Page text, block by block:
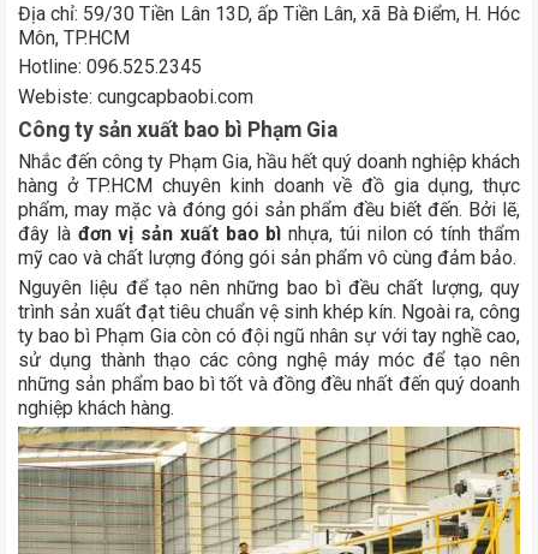
Địa chỉ: 59/30 Tiền Lân 13D, ấp Tiền Lân, xã Bà Điểm, H. Hóc
Môn, TP.HCM
Hotline: 096.525.2345
Webiste: cungcapbaobi.com
Công ty sản xuất bao bì Phạm Gia
Nhắc đến công ty Phạm Gia, hầu hết quý doanh nghiệp khách
hàng ở TP.HCM chuyên kinh doanh về đồ gia dụng, thực
phẩm, may mặc và đóng gói sản phẩm đều biết đến. Bởi lẽ,
đây là đơn vị sản xuất bao bìnhựa, túi nilon có tính thẩm
mỹ cao và chất lượng đóng gói sản phẩm vô cùng đảm bảo.
Nguyên liệu để tạo nên những bao bì đều chất lượng, quy
trình sản xuất đạt tiêu chuẩn vệ sinh khép kín. Ngoài ra, công
ty bao bì Phạm Gia còn có đội ngũ nhân sự với tay nghề cao,
sử dụng thành thạo các công nghệ máy móc để tạo nên
những sản phẩm bao bì tốt và đồng đều nhất đến quý doanh
nghiệp khách hàng.